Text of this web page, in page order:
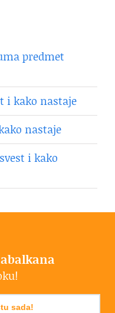
predmet
i kako nastaje
nastaje
i kako
sada!